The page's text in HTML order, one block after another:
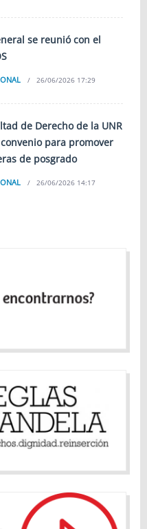
se reunió con el
26/06/2026 17:29
de Derecho de la UNR
para promover
de posgrado
26/06/2026 14:17